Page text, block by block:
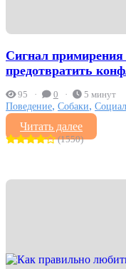
Сигнал примирения
предотвратить
95 0 5 минут
Поведение, Собаки,
Читать далее
(1550)